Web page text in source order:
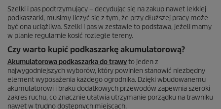
Szelki i pas podtrzymujący – decydując się na zakup nawet lekkiej
podkaszarki, musimy liczyć się z tym, że przy dłuższej pracy może
być ona uciążliwa. Szelki i pas w zestawie to podstawa, jeżeli mamy
w planie regularnie kosić rozległe tereny.
Czy warto kupić podkaszarkę akumulatorową?
Akumulatorowa podkaszarka do trawyto jeden z
najwygodniejszych wyborów, który powinien stanowić niezbędny
element wyposażenia każdego ogrodnika. Dzięki wbudowanemu
akumulatorowi i braku dodatkowych przewodów zapewnia szeroki
zakres ruchu, co znacznie ułatwia utrzymanie porządku na trawniku
nawet w trudno dostępnych miejscach.